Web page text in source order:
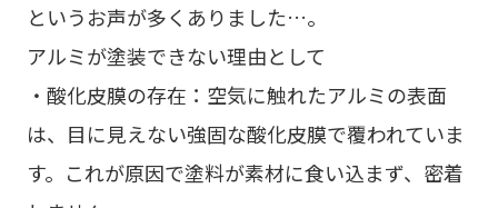
というお声が多くありました…。
アルミが塗装できない理由として
・酸化皮膜の存在：空気に触れたアルミの表面
は、目に見えない強固な酸化皮膜で覆われていま
す。これが原因で塗料が素材に食い込まず、密着